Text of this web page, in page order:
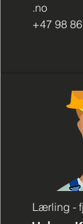
.no
+47 98
Lærling -